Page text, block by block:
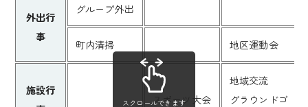
外出行
事
グループ外出
町内清掃 地区運動会
施設行
スポーツ大会
地域交流
グラウンドゴ
スクロールできます